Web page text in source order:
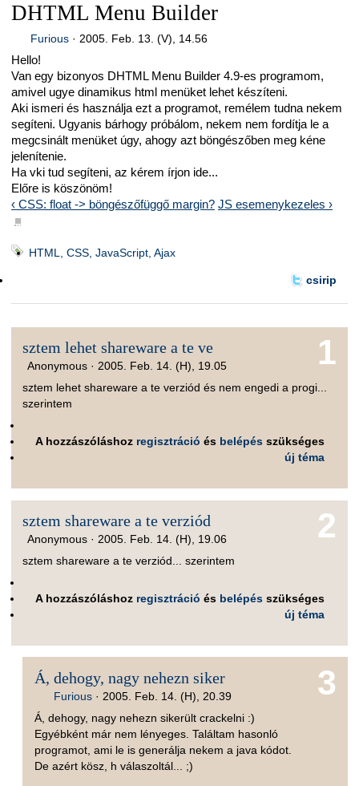
DHTML Menu Builder
Furious· 2005. Feb. 13. (V), 14.56
Hello!
Van egy bizonyos DHTML Menu Builder 4.9-es programom,
amivel ugye dinamikus html menüket lehet készíteni.
Aki ismeri és használja ezt a programot, remélem tudna nekem
segíteni. Ugyanis bárhogy próbálom, nekem nem fordítja le a
megcsinált menüket úgy, ahogy azt böngészőben meg kéne
jelenítenie.
Ha vki tud segíteni, az kérem írjon ide...
Előre is köszönöm!
‹ CSS: float -> böngészőfüggő margin? JS esemenykezeles ›
■
HTML, CSS, JavaScript, Ajax
csirip
1
sztem lehet shareware a te ve
Anonymous · 2005. Feb. 14. (H), 19.05
sztem lehet shareware a te verziód és nem engedi a progi...
szerintem
A hozzászóláshoz regisztráció és belépés szükséges
új téma
2
sztem shareware a te verziód
Anonymous · 2005. Feb. 14. (H), 19.06
sztem shareware a te verziód... szerintem
A hozzászóláshoz regisztráció és belépés szükséges
új téma
3
Á, dehogy, nagy nehezn siker
Furious· 2005. Feb. 14. (H), 20.39
Á, dehogy, nagy nehezn sikerült crackelni :)
Egyébként már nem lényeges. Találtam hasonló
programot, ami le is generálja nekem a java kódot.
De azért kösz, h válaszoltál... ;)